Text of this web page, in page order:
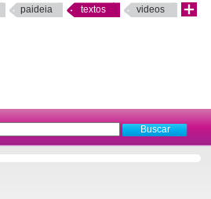
paideia textos videos